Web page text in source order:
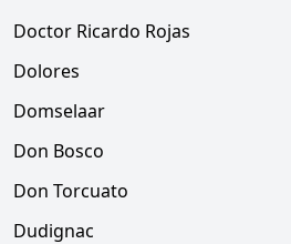
Doctor Ricardo Rojas
Dolores
Domselaar
Don Bosco
Don Torcuato
Dudignac